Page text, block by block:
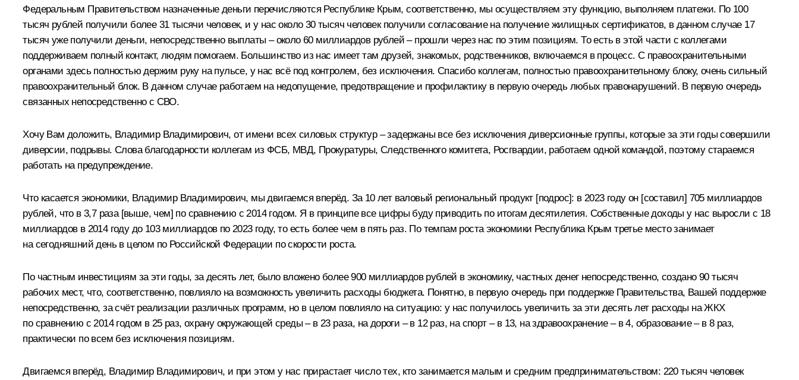
Федеральным Правительством назначенные деньги перечисляются Республике Крым, соответственно, мы осуществляем эту функцию, выполняем платежи. По 100
тысяч рублей получили более 31 тысячи человек, и у нас около 30 тысяч человек получили согласование на получение жилищных сертификатов, в данном случае 17
тысяч уже получили деньги, непосредственно выплаты – около 60 миллиардов рублей – прошли через нас по этим позициям. То есть в этой части с коллегами
поддерживаем полный контакт, людям помогаем. Большинство из нас имеет там друзей, знакомых, родственников, включаемся в процесс. С правоохранительными
органами здесь полностью держим руку на пульсе, у нас всё под контролем, без исключения. Спасибо коллегам, полностью правоохранительному блоку, очень сильный
правоохранительный блок. В данном случае работаем на недопущение, предотвращение и профилактику в первую очередь любых правонарушений. В первую очередь
связанных непосредственно с СВО.
Хочу Вам доложить, Владимир Владимирович, от имени всех силовых структур – задержаны все без исключения диверсионные группы, которые за эти годы совершили
диверсии, подрывы. Слова благодарности коллегам из ФСБ, МВД, Прокуратуры, Следственного комитета, Росгвардии, работаем одной командой, поэтому стараемся
работать на предупреждение.
Что касается экономики, Владимир Владимирович, мы двигаемся вперёд. За 10 лет валовый региональный продукт [подрос]: в 2023 году он [составил] 705 миллиардов
рублей, что в 3,7 раза [выше, чем] по сравнению с 2014 годом. Я в принципе все цифры буду приводить по итогам десятилетия. Собственные доходы у нас выросли с 18
миллиардов в 2014 году до 103 миллиардов по 2023 году, то есть более чем в пять раз. По темпам роста экономики Республика Крым третье место занимает
на сегодняшний день в целом по Российской Федерации по скорости роста.
По частным инвестициям за эти годы, за десять лет, было вложено более 900 миллиардов рублей в экономику, частных денег непосредственно, создано 90 тысяч
рабочих мест, что, соответственно, повлияло на возможность увеличить расходы бюджета. Понятно, в первую очередь при поддержке Правительства, Вашей поддержке
непосредственно, за счёт реализации различных программ, но в целом повлияло на ситуацию: у нас получилось увеличить за эти десять лет расходы на ЖКХ
по сравнению с 2014 годом в 25 раз, охрану окружающей среды – в 23 раза, на дороги – в 12 раз, на спорт – в 13, на здравоохранение – в 4, образование – в 8 раз,
практически по всем без исключения позициям.
Двигаемся вперёд, Владимир Владимирович, и при этом у нас прирастает число тех, кто занимается малым и средним предпринимательством: 220 тысяч человек